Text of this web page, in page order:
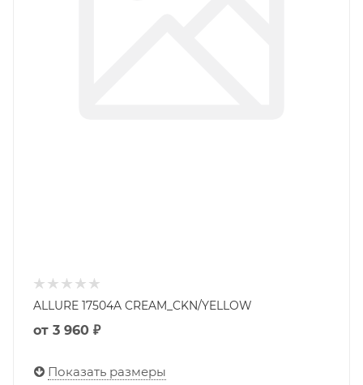
ALLURE 17504A CREAM_CKN/YELLOW
от 3 960 ₽
Показать размеры